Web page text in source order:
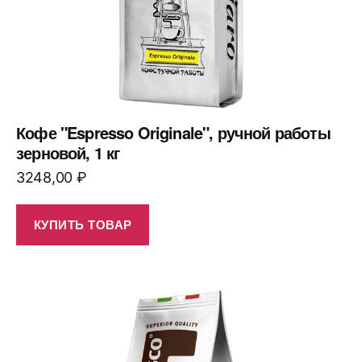
Кофе "Espresso Originale", ручной работы
зерновой, 1 кг
3248,00 ₽
КУПИТЬ ТОВАР